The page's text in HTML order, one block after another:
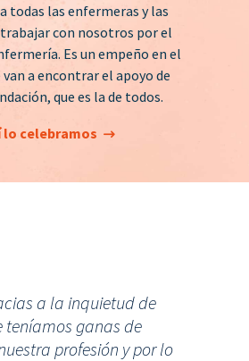
todas las enfermeras y las
con nosotros por el
Es un empeño en el
a encontrar el apoyo de
que es la de todos.
lo celebramos
a la inquietud de
teníamos ganas de
profesión y por lo